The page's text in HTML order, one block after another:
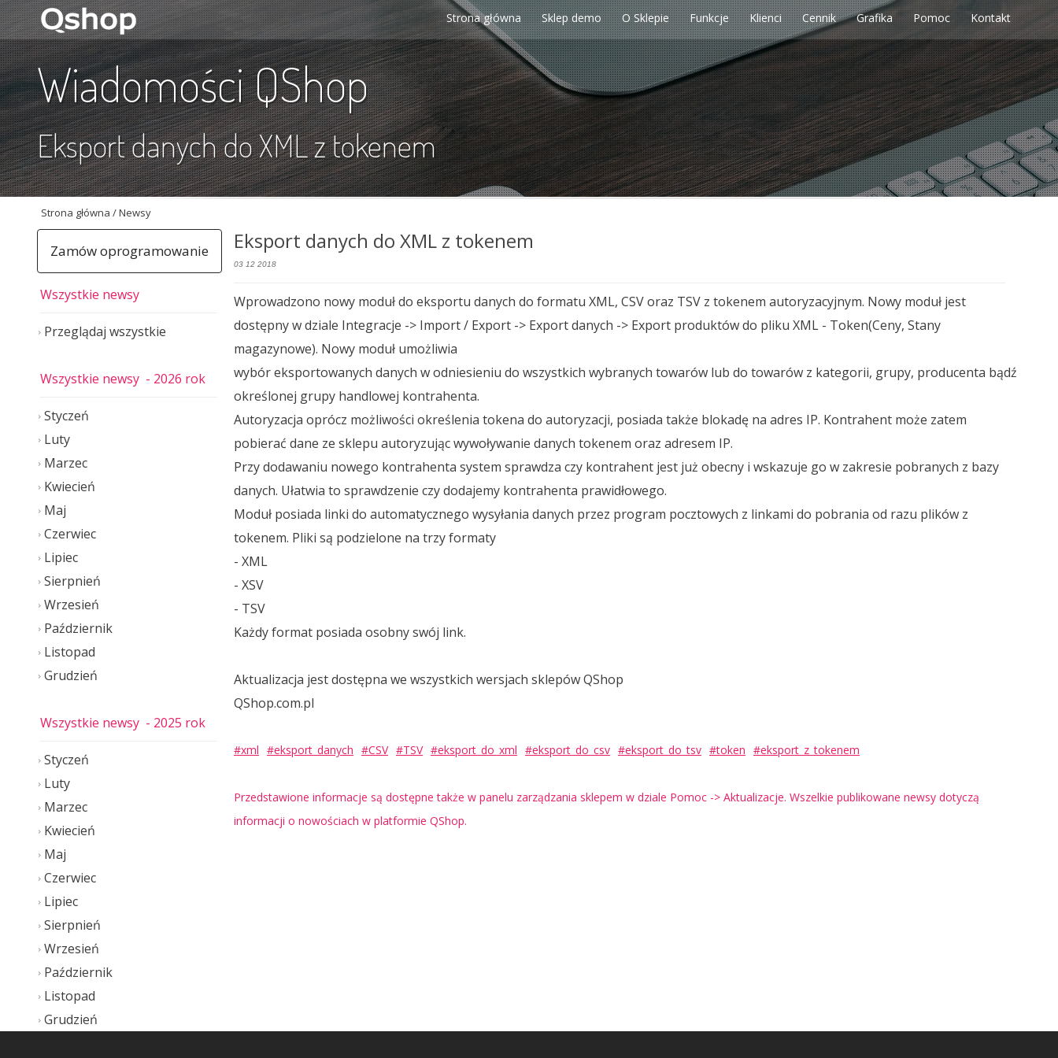
Strona główna Sklep demo O Sklepie Funkcje Klienci Cennik Grafika Pomoc Kontakt
Wiadomości QShop
Eksport danych do XML z tokenem
Strona główna / Newsy
Zamów oprogramowanie
Wszystkie newsy
Przeglądaj wszystkie
Wszystkie newsy - 2026 rok
Styczeń
Luty
Marzec
Kwiecień
Maj
Czerwiec
Lipiec
Sierpnień
Wrzesień
Październik
Listopad
Grudzień
Wszystkie newsy - 2025 rok
Styczeń
Luty
Marzec
Kwiecień
Maj
Czerwiec
Lipiec
Sierpnień
Wrzesień
Październik
Listopad
Grudzień
Eksport danych do XML z tokenem
03 12 2018
Wprowadzono nowy moduł do eksportu danych do formatu XML, CSV oraz TSV z tokenem autoryzacyjnym. Nowy moduł jest
dostępny w dziale Integracje -> Import / Export -> Export danych -> Export produktów do pliku XML - Token(Ceny, Stany
magazynowe). Nowy moduł umożliwia
wybór eksportowanych danych w odniesieniu do wszystkich wybranych towarów lub do towarów z kategorii, grupy, producenta bądź
określonej grupy handlowej kontrahenta.
Autoryzacja oprócz możliwości określenia tokena do autoryzacji, posiada także blokadę na adres IP. Kontrahent może zatem
pobierać dane ze sklepu autoryzując wywoływanie danych tokenem oraz adresem IP.
Przy dodawaniu nowego kontrahenta system sprawdza czy kontrahent jest już obecny i wskazuje go w zakresie pobranych z bazy
danych. Ułatwia to sprawdzenie czy dodajemy kontrahenta prawidłowego.
Moduł posiada linki do automatycznego wysyłania danych przez program pocztowych z linkami do pobrania od razu plików z
tokenem. Pliki są podzielone na trzy formaty
- XML
- XSV
- TSV
Każdy format posiada osobny swój link.
Aktualizacja jest dostępna we wszystkich wersjach sklepów QShop
QShop.com.pl
#xml #eksport_danych #CSV #TSV #eksport_do_xml #eksport_do_csv #eksport_do_tsv #token #eksport_z_tokenem
Przedstawione informacje są dostępne także w panelu zarządzania sklepem w dziale Pomoc -> Aktualizacje. Wszelkie publikowane newsy dotyczą
informacji o nowościach w platformie QShop.